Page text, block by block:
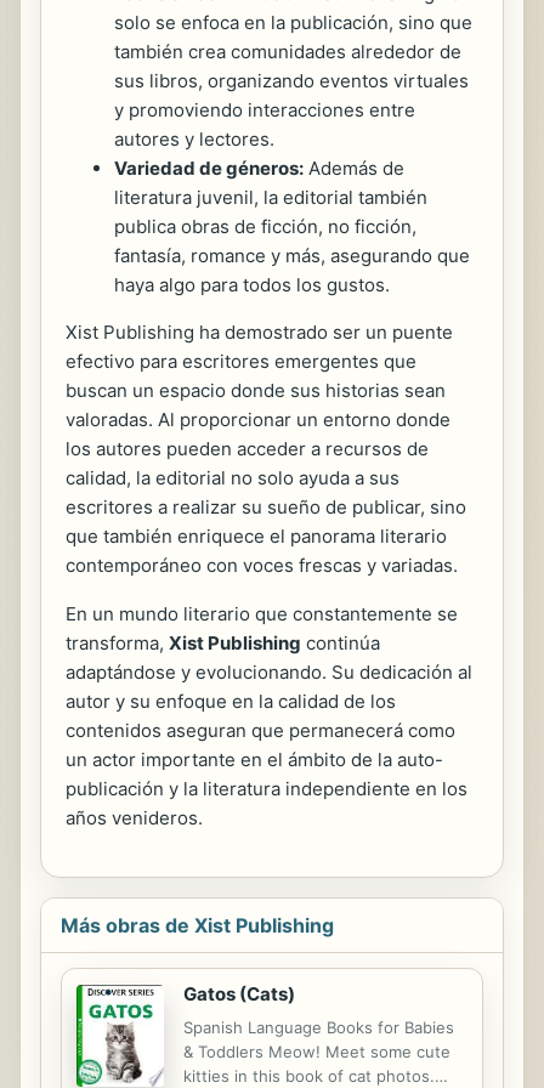
solo se enfoca en la publicación, sino que
también crea comunidades alrededor de
sus libros, organizando eventos virtuales
y promoviendo interacciones entre
autores y lectores.
Variedad de géneros: Además de
literatura juvenil, la editorial también
publica obras de ficción, no ficción,
fantasía, romance y más, asegurando que
haya algo para todos los gustos.
Xist Publishing ha demostrado ser un puente
efectivo para escritores emergentes que
buscan un espacio donde sus historias sean
valoradas. Al proporcionar un entorno donde
los autores pueden acceder a recursos de
calidad, la editorial no solo ayuda a sus
escritores a realizar su sueño de publicar, sino
que también enriquece el panorama literario
contemporáneo con voces frescas y variadas.
En un mundo literario que constantemente se
transforma, Xist Publishing continúa
adaptándose y evolucionando. Su dedicación al
autor y su enfoque en la calidad de los
contenidos aseguran que permanecerá como
un actor importante en el ámbito de la auto-
publicación y la literatura independiente en los
años venideros.
Más obras de Xist Publishing
Gatos (Cats)
Spanish Language Books for Babies
& Toddlers Meow! Meet some cute
kitties in this book of cat photos.